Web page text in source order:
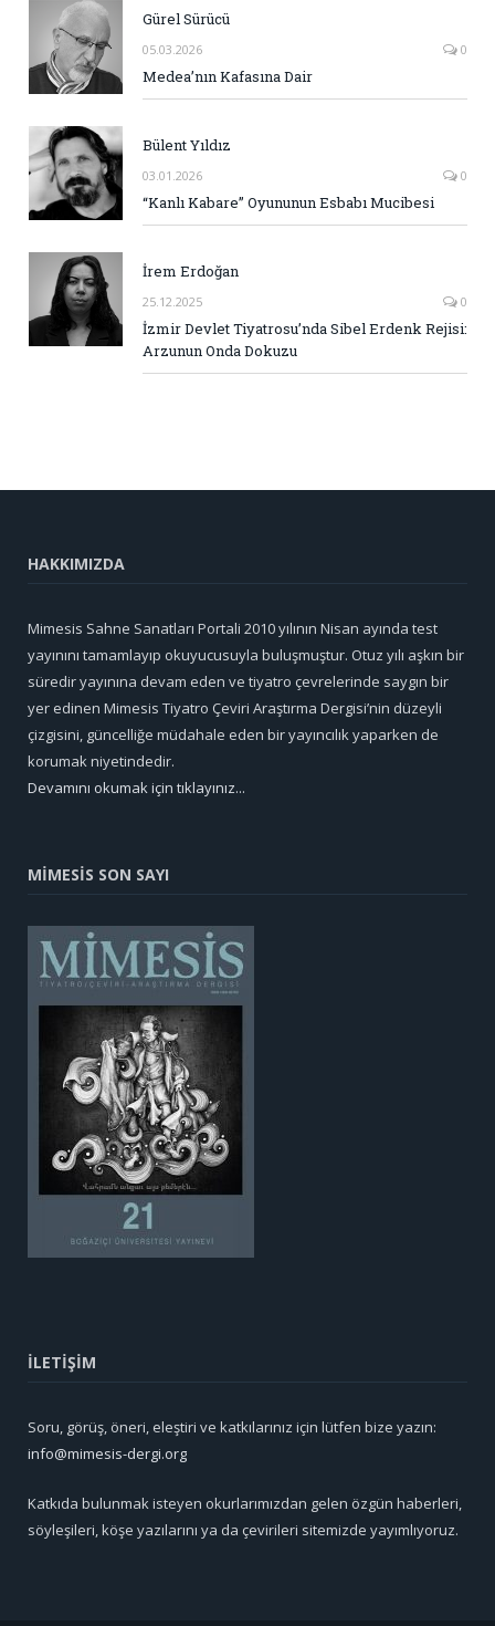
Gürel Sürücü
05.03.2026 0
Medea’nın Kafasına Dair
Bülent Yıldız
03.01.2026 0
“Kanlı Kabare” Oyununun Esbabı Mucibesi
İrem Erdoğan
25.12.2025 0
İzmir Devlet Tiyatrosu’nda Sibel Erdenk Rejisi:
Arzunun Onda Dokuzu
HAKKIMIZDA
Mimesis Sahne Sanatları Portali 2010 yılının Nisan ayında test
yayınını tamamlayıp okuyucusuyla buluşmuştur. Otuz yılı aşkın bir
süredir yayınına devam eden ve tiyatro çevrelerinde saygın bir
yer edinen Mimesis Tiyatro Çeviri Araştırma Dergisi’nin düzeyli
çizgisini, güncelliğe müdahale eden bir yayıncılık yaparken de
korumak niyetindedir.
Devamını okumak için tıklayınız...
MİMESİS SON SAYI
İLETİŞİM
Soru, görüş, öneri, eleştiri ve katkılarınız için lütfen bize yazın:
info@mimesis-dergi.org
Katkıda bulunmak isteyen okurlarımızdan gelen özgün haberleri,
söyleşileri, köşe yazılarını ya da çevirileri sitemizde yayımlıyoruz.